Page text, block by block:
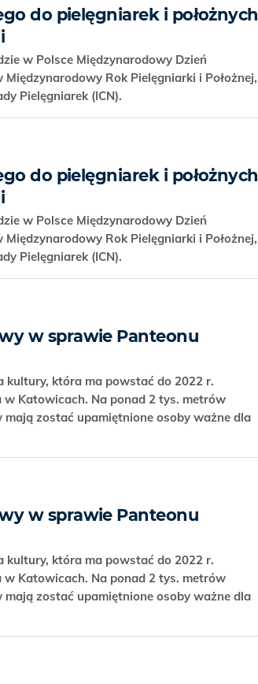
do pielęgniarek i położnych
w Polsce Międzynarodowy Dzień
Rok Pielęgniarki i Położnej,
Pielęgniarek (ICN).
do pielęgniarek i położnych
w Polsce Międzynarodowy Dzień
Rok Pielęgniarki i Położnej,
Pielęgniarek (ICN).
w sprawie Panteonu
która ma powstać do 2022 r.
Katowicach. Na ponad 2 tys. metrów
zostać upamiętnione osoby ważne dla
w sprawie Panteonu
która ma powstać do 2022 r.
Katowicach. Na ponad 2 tys. metrów
zostać upamiętnione osoby ważne dla